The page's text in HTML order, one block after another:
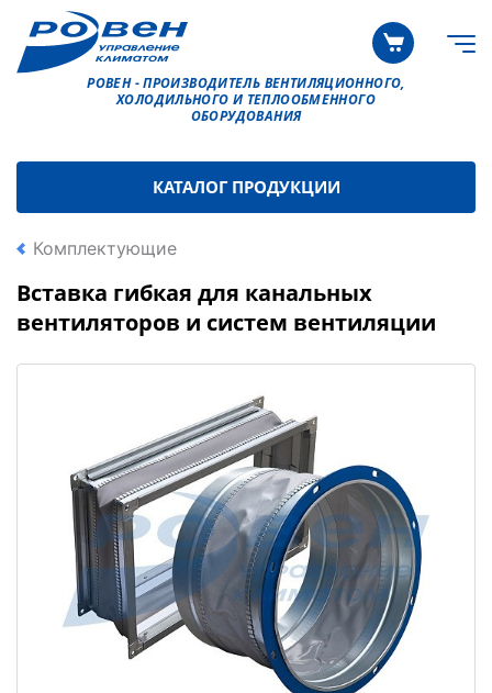
РОВЕН - ПРОИЗВОДИТЕЛЬ ВЕНТИЛЯЦИОННОГО,
ХОЛОДИЛЬНОГО И ТЕПЛООБМЕННОГО
ОБОРУДОВАНИЯ
КАТАЛОГ ПРОДУКЦИИ
Комплектующие
Вставка гибкая для канальных
вентиляторов и систем вентиляции